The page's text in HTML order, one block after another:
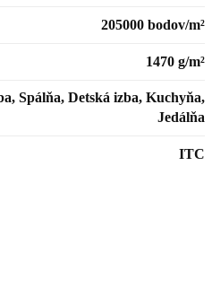
205000 bodov/m²
1470 g/m²
Spálňa, Detská izba, Kuchyňa,
Jedálňa
ITC